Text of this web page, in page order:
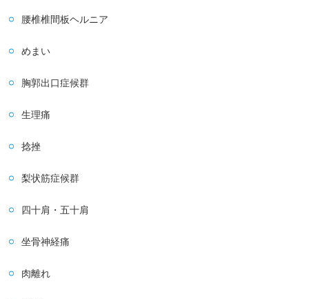
腰椎椎間板ヘルニア
めまい
胸郭出口症候群
生理痛
捻挫
梨状筋症候群
四十肩・五十肩
坐骨神経痛
肉離れ